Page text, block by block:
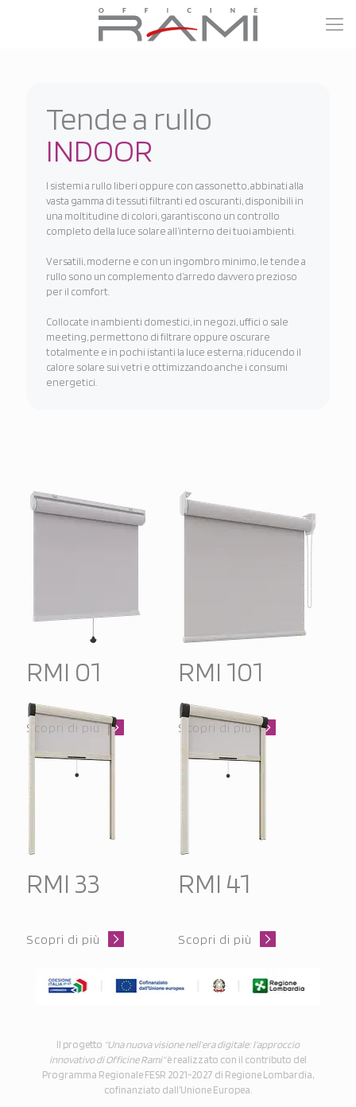
Tende a rullo
INDOOR
I sistemi a rullo liberi oppure con cassonetto, abbinati alla
vasta gamma di tessuti filtranti ed oscuranti, disponibili in
una moltitudine di colori, garantiscono un controllo
completo della luce solare all’interno dei tuoi ambienti.
Versatili, moderne e con un ingombro minimo, le tende a
rullo sono un complemento d’arredo davvero prezioso
per il comfort.
Collocate in ambienti domestici, in negozi, uffici o sale
meeting, permettono di filtrare oppure oscurare
totalmente e in pochi istanti la luce esterna, riducendo il
calore solare sui vetri e ottimizzando anche i consumi
energetici.
RMI 01
Scopri di più
RMI 101
Scopri di più
RMI 33
Scopri di più
RMI 41
Scopri di più
Il progetto “Una nuova visione nell’era digitale: l’approccio
innovativo di Officine Rami”è realizzato con il contributo del
Programma Regionale FESR 2021-2027 di Regione Lombardia,
cofinanziato dall’Unione Europea.